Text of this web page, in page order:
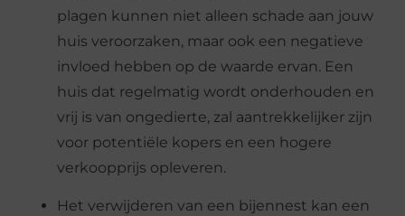
plagen kunnen niet alleen schade aan jouw
huis veroorzaken, maar ook een negatieve
invloed hebben op de waarde ervan. Een
huis dat regelmatig wordt onderhouden en
vrij is van ongedierte, zal aantrekkelijker zijn
voor potentiële kopers en een hogere
verkoopprijs opleveren.
Het verwijderen van een bijennest kan een